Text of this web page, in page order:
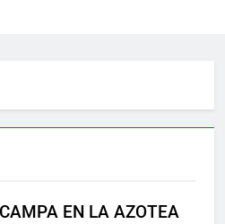
EN LA AZOTEA